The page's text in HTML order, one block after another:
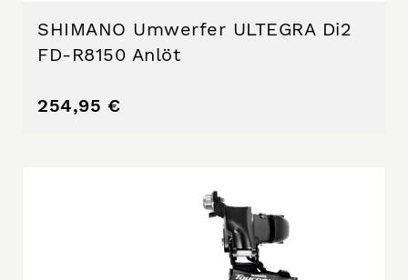
SHIMANO Umwerfer ULTEGRA Di2
FD-R8150 Anlöt
254,95 €